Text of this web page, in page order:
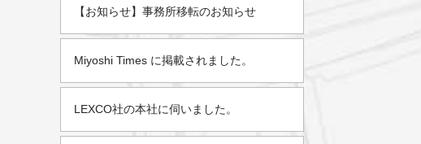
【お知らせ】事務所移転のお知らせ
Miyoshi Times に掲載されました。
LEXCO社の本社に伺いました。